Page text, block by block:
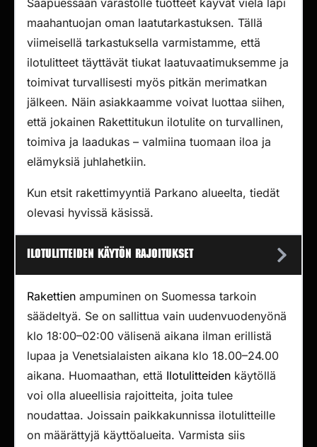
Saapuessaan varastolle tuotteet käyvät vielä läpi
maahantuojan oman laatutarkastuksen. Tällä
viimeisellä tarkastuksella varmistamme, että
ilotulitteet täyttävät tiukat laatuvaatimuksemme ja
toimivat turvallisesti myös pitkän merimatkan
jälkeen. Näin asiakkaamme voivat luottaa siihen,
että jokainen Rakettitukun ilotulite on turvallinen,
toimiva ja laadukas – valmiina tuomaan iloa ja
elämyksiä juhlahetkiin.
Kun etsit rakettimyyntiä Parkano alueelta, tiedät
olevasi hyvissä käsissä.
Ilotulitteiden käytön rajoitukset
Rakettien ampuminen on Suomessa tarkoin
säädeltyä. Se on sallittua vain uudenvuodenyönä
klo 18:00–02:00 välisenä aikana ilman erillistä
lupaa ja Venetsialaisten aikana klo 18.00–24.00
aikana. Huomaathan, että Ilotulitteiden käytöllä
voi olla alueellisia rajoitteita, joita tulee
noudattaa. Joissain paikkakunnissa ilotulitteille
on määrättyjä käyttöalueita. Varmista siis